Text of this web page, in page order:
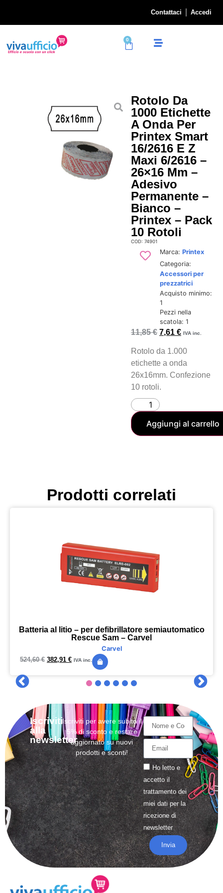
Contattaci Accedi
0
Rotolo Da
1000 Etichette
A Onda Per
Printex Smart
16/2616 E Z
Maxi 6/2616 –
26×16 Mm –
Adesivo
Permanente –
Bianco –
Printex – Pack
10 Rotoli
COD: 74901
Marca: Printex
Categoria:
Accessori per
prezzatrici
Acquisto minimo:
1
Pezzi nella
scatola: 1
11,85€ 7,61€ IVA inc.
Rotolo da 1.000
etichette a onda
26x16mm. Confezione
10 rotoli.
Aggiungi al carrello
Prodotti correlati
Batteria al litio – per defibrillatore semiautomatico
Rescue Sam – Carvel
Carvel
524,60€ 382,91 € IVA inc.
Iscriviti
alla
newsletter
Iscriviti per avere subito il
5% di sconto e restare
aggiornato su nuovi
prodotti e sconti!
Ho letto e
accetto il
trattamentodei
miei dati per la
ricezione di
newsletter
Invia